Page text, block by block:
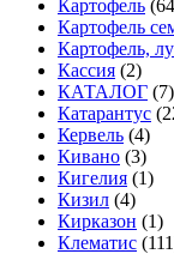
Картофель
Картофель
Картофель,
Кассия (2)
КАТАЛОГ (7)
Катарантус
Кервель (4)
Кивано (3)
Кигелия (1)
Кизил (4)
Кирказон (1)
Клематис